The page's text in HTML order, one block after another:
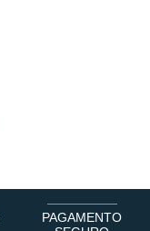
PAGAMENTO